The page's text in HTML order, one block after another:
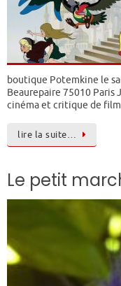
boutique Potemkine le
Beaurepaire 75010 Paris
cinéma et critique de
lire la suite…
Le petit